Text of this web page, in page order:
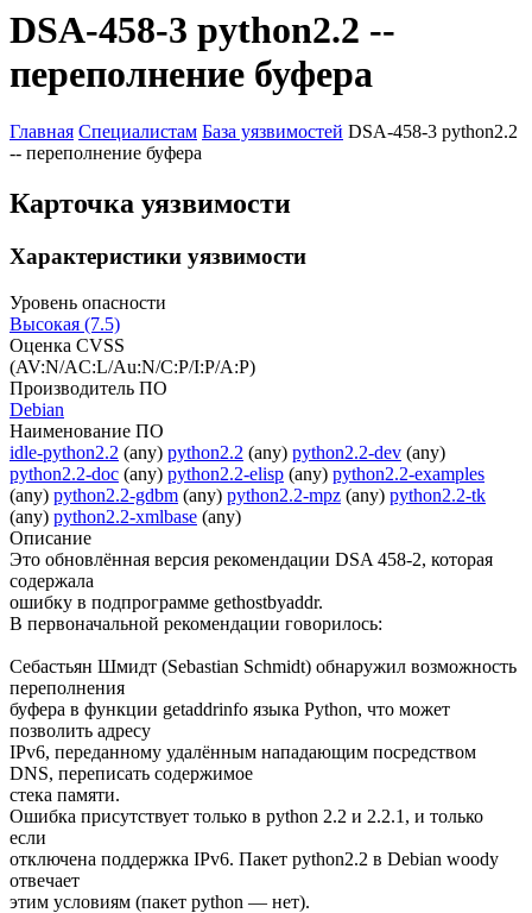
DSA-458-3 python2.2 --
переполнение буфера
Главная Специалистам База уязвимостей DSA-458-3 python2.2
-- переполнение буфера
Карточка уязвимости
Характеристики уязвимости
Уровень опасности
Высокая (7.5)
Оценка CVSS
(AV:N/AC:L/Au:N/C:P/I:P/A:P)
Производитель ПО
Debian
Наименование ПО
idle-python2.2 (any) python2.2 (any) python2.2-dev (any)
python2.2-doc (any) python2.2-elisp (any) python2.2-examples
(any) python2.2-gdbm (any) python2.2-mpz (any) python2.2-tk
(any) python2.2-xmlbase (any)
Описание
Это обновлённая версия рекомендации DSA 458-2, которая
содержала
ошибку в подпрограмме gethostbyaddr.
В первоначальной рекомендации говорилось:
Себастьян Шмидт (Sebastian Schmidt) обнаружил возможность
переполнения
буфера в функции getaddrinfo языка Python, что может
позволить адресу
IPv6, переданному удалённым нападающим посредством
DNS, переписать содержимое
стека памяти.
Ошибка присутствует только в python 2.2 и 2.2.1, и только
если
отключена поддержка IPv6. Пакет python2.2 в Debian woody
отвечает
этим условиям (пакет python — нет).